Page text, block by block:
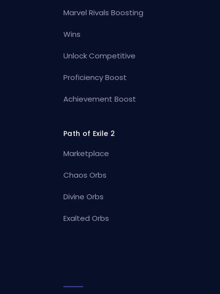
Marvel Rivals Boosting
Wins
Unlock Competitive
Proficiency Boost
Achievement Boost
Path of Exile 2
Marketplace
Chaos Orbs
Divine Orbs
Exalted Orbs